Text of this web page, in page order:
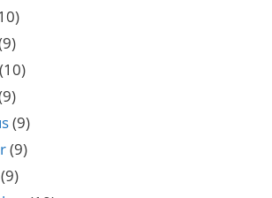
(10)
(9)
(9)
(9)